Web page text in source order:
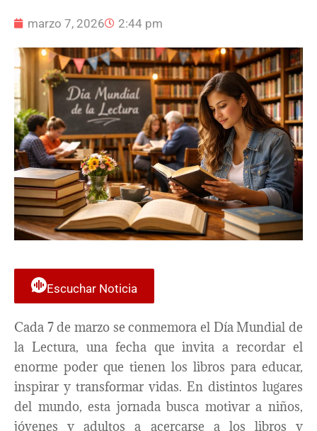
marzo 7, 2026 2:44 pm
Escuchar Noticia
Cada 7 de marzo se conmemora el Día Mundial de
la Lectura, una fecha que invita a recordar el
enorme poder que tienen los libros para educar,
inspirar y transformar vidas. En distintos lugares
del mundo, esta jornada busca motivar a niños,
jóvenes y adultos a acercarse a los libros y